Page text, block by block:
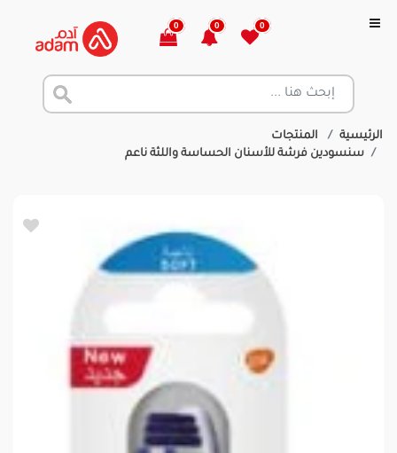
0
0
0
الرئيسية
المنتجات
سنسودين فرشة للأسنان الحساسة واللثة ناعم